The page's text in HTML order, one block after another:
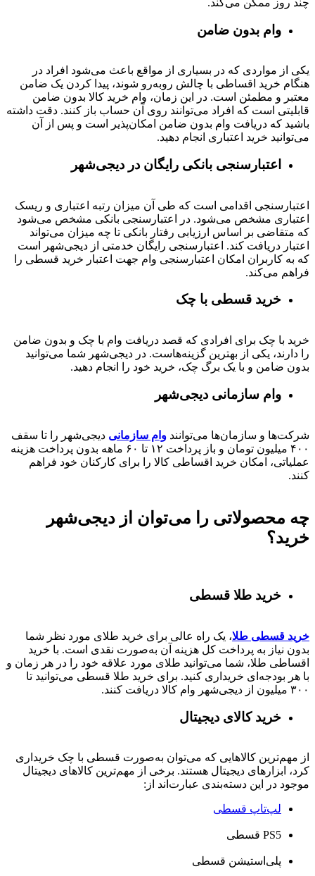
وام بدون ضامن
یکی از مواردی که در بسیاری از مواقع باعث می‌شود افراد در
هنگام خرید اقساطی با چالش روبه‌رو شوند، پیدا کردن یک ضامن
معتبر و مطمئن است. در این زمان، وام خرید کالا بدون ضامن
قابلیتی است که افراد می‌توانند روی آن حساب باز کنند. دقت داشته
باشید که دریافت وام بدون ضامن امکان‌پذیر است و پس از آن
می‌توانید خرید اعتباری انجام دهید.
اعتبارسنجی بانکی رایگان در دیجی‌شهر
اعتبارسنجی اقدامی است که طی آن میزان رتبه اعتباری و ریسک
اعتباری مشخص می‌شود. در اعتبارسنجی بانکی مشخص می‌شود
که متقاضی بر اساس ارزیابی رفتار بانکی تا چه میزان می‌تواند
اعتبار دریافت کند. اعتبارسنجی رایگان خدمتی از دیجی‌شهر است
که به کاربران امکان اعتبارسنجی وام جهت اعتبار خرید قسطی را
فراهم می‌کند.
خرید قسطی با چک
خرید با چک برای افرادی که قصد دریافت وام با چک و بدون ضامن
را دارند، یکی از بهترین گزینه‌هاست. در دیجی‌شهر شما می‌توانید
بدون ضامن و با یک برگ چک، خرید خود را انجام دهید.
وام سازمانی دیجی‌شهر
شرکت‌ها و سازمان‌ها می‌توانند وام سازمانی دیجی‌شهر را تا سقف
۴۰۰ میلیون تومان و باز پرداخت ۱۲ تا ۶۰
ماهه بدون پرداخت هزینه
عملیاتی، امکان خرید اقساطی کالا را برای کارکنان خود فراهم
کنند.
چه محصولاتی را می‌توان از دیجی‌شهر
خرید؟
خرید طلا قسطی
خرید قسطی طلا، یک راه عالی برای خرید طلای مورد نظر شما
بدون نیاز به پرداخت کل هزینه آن به‌صورت نقدی است. با خرید
اقساطی طلا، شما می‌توانید طلای مورد علاقه خود را در هر زمان و
با هر بودجه‌ای خریداری کنید. برای خرید طلا قسطی می‌توانید تا
۳۰۰ میلیون از دیجی‌شهر وام کالا دریافت کنند.
خرید کالای دیجیتال
از مهم‌ترین کالاهایی که می‌توان به‌صورت قسطی با چک خریداری
کرد، ابزارهای دیجیتال هستند. برخی از مهم‌ترین کالاهای دیجیتال
موجود در این دسته‌بندی عبارت‌اند از:
لپ‌تاپ قسطی
PS5 قسطی
پلی‌استیشن قسطی